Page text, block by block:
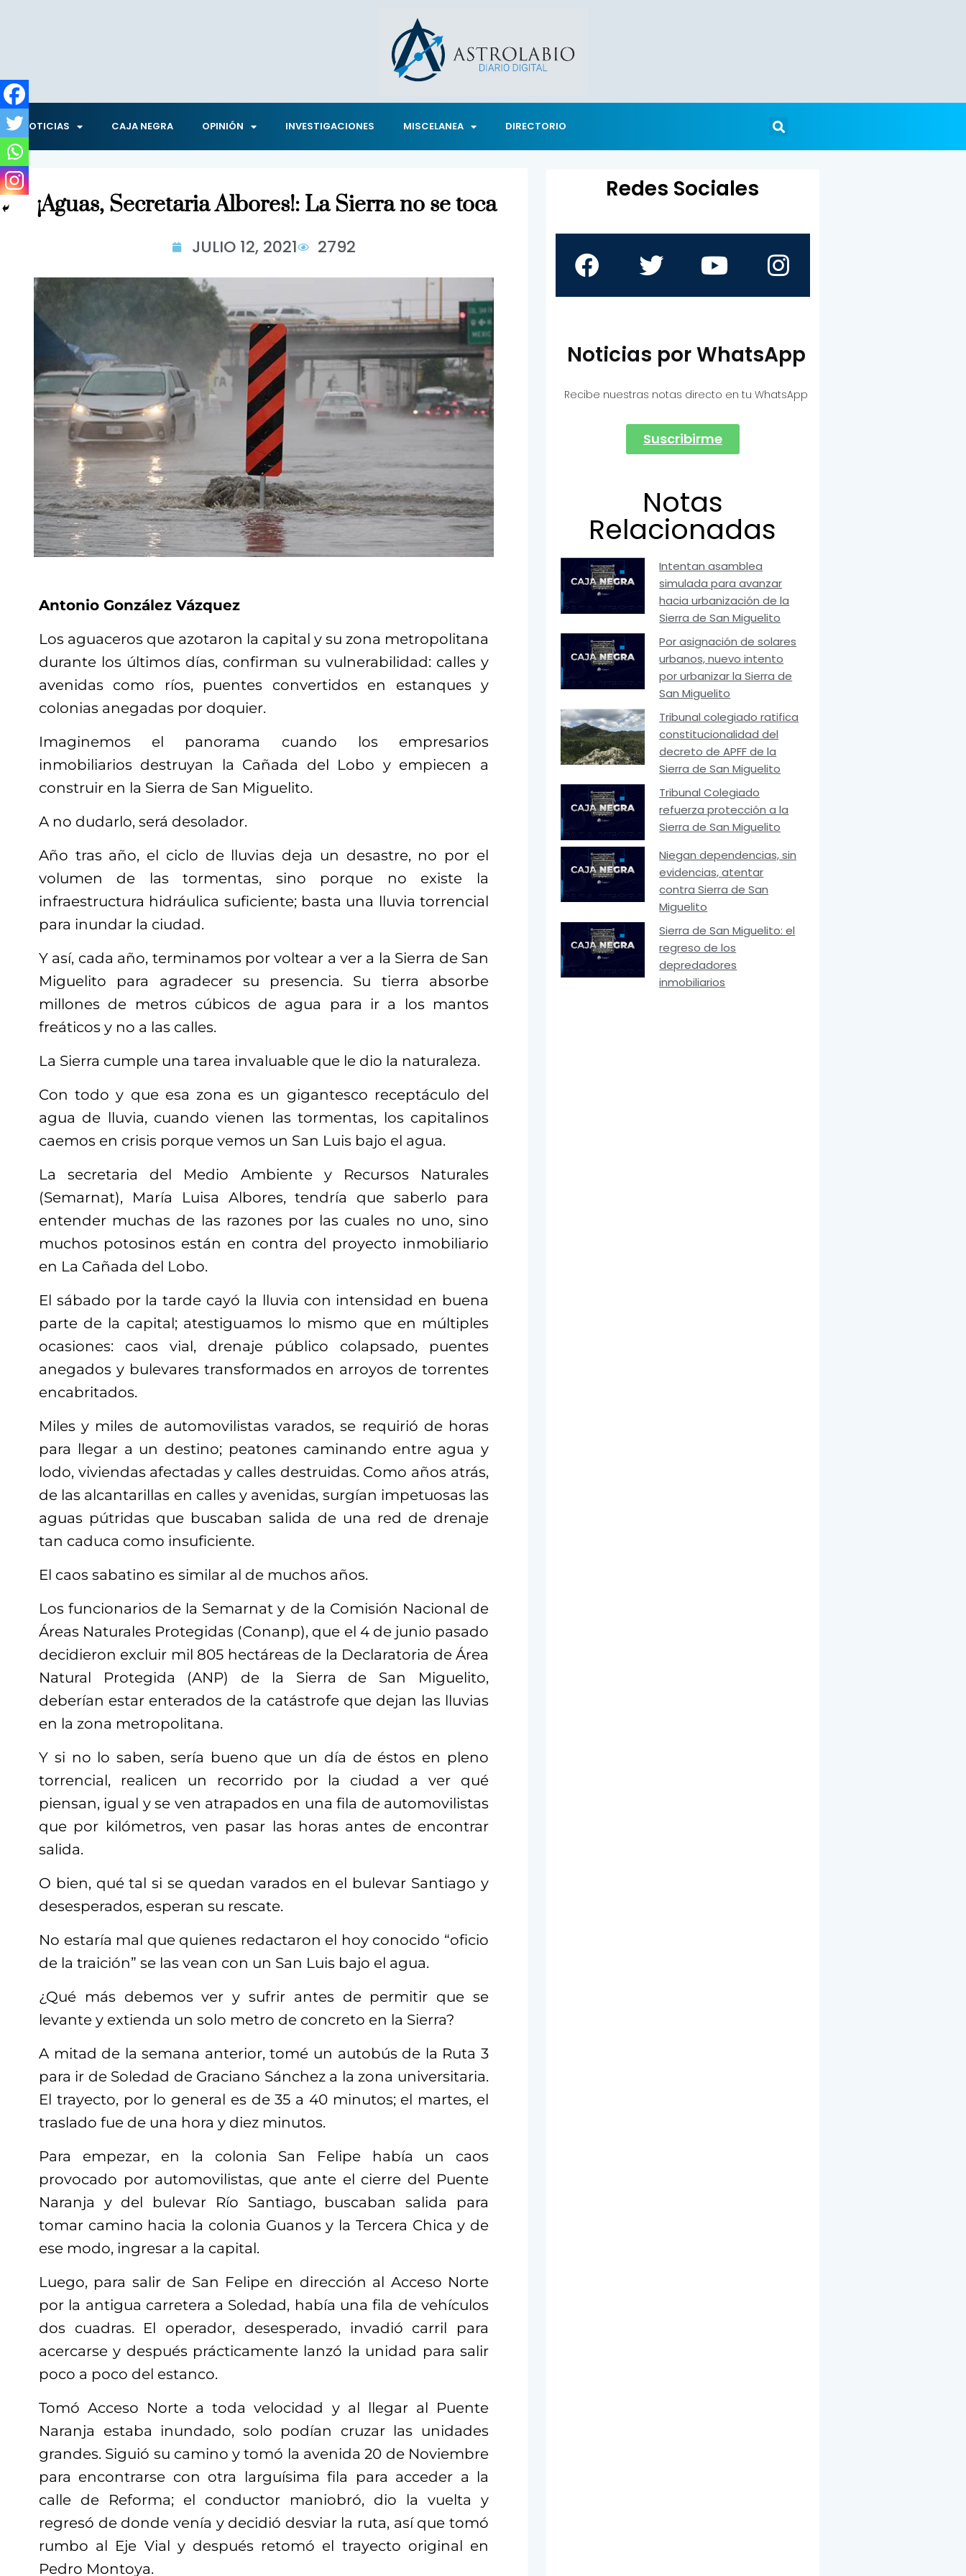
NOTICIAS CAJA NEGRA OPINIÓN INVESTIGACIONES MISCELANEA DIRECTORIO
¡Aguas, Secretaria Albores!: La Sierra no se toca
JULIO 12, 2021 2792
Antonio González Vázquez
Los aguaceros que azotaron la capital y su zona metropolitana
durante los últimos días, confirman su vulnerabilidad: calles y
avenidas como ríos, puentes convertidos en estanques y
colonias anegadas por doquier.
Imaginemos el panorama cuando los empresarios
inmobiliarios destruyan la Cañada del Lobo y empiecen a
construir en la Sierra de San Miguelito.
A no dudarlo, será desolador.
Año tras año, el ciclo de lluvias deja un desastre, no por el
volumen de las tormentas, sino porque no existe la
infraestructura hidráulica suficiente; basta una lluvia torrencial
para inundar la ciudad.
Y así, cada año, terminamos por voltear a ver a la Sierra de San
Miguelito para agradecer su presencia. Su tierra absorbe
millones de metros cúbicos de agua para ir a los mantos
freáticos y no a las calles.
La Sierra cumple una tarea invaluable que le dio la naturaleza.
Con todo y que esa zona es un gigantesco receptáculo del
agua de lluvia, cuando vienen las tormentas, los capitalinos
caemos en crisis porque vemos un San Luis bajo el agua.
La secretaria del Medio Ambiente y Recursos Naturales
(Semarnat), María Luisa Albores, tendría que saberlo para
entender muchas de las razones por las cuales no uno, sino
muchos potosinos están en contra del proyecto inmobiliario
en La Cañada del Lobo.
El sábado por la tarde cayó la lluvia con intensidad en buena
parte de la capital; atestiguamos lo mismo que en múltiples
ocasiones: caos vial, drenaje público colapsado, puentes
anegados y bulevares transformados en arroyos de torrentes
encabritados.
Miles y miles de automovilistas varados, se requirió de horas
para llegar a un destino; peatones caminando entre agua y
lodo, viviendas afectadas y calles destruidas. Como años atrás,
de las alcantarillas en calles y avenidas, surgían impetuosas las
aguas pútridas que buscaban salida de una red de drenaje
tan caduca como insuficiente.
El caos sabatino es similar al de muchos años.
Los funcionarios de la Semarnat y de la Comisión Nacional de
Áreas Naturales Protegidas (Conanp), que el 4 de junio pasado
decidieron excluir mil 805 hectáreas de la Declaratoria de Área
Natural Protegida (ANP) de la Sierra de San Miguelito,
deberían estar enterados de la catástrofe que dejan las lluvias
en la zona metropolitana.
Y si no lo saben, sería bueno que un día de éstos en pleno
torrencial, realicen un recorrido por la ciudad a ver qué
piensan, igual y se ven atrapados en una fila de automovilistas
que por kilómetros, ven pasar las horas antes de encontrar
salida.
O bien, qué tal si se quedan varados en el bulevar Santiago y
desesperados, esperan su rescate.
No estaría mal que quienes redactaron el hoy conocido “oficio
de la traición” se las vean con un San Luis bajo el agua.
¿Qué más debemos ver y sufrir antes de permitir que se
levante y extienda un solo metro de concreto en la Sierra?
A mitad de la semana anterior, tomé un autobús de la Ruta 3
para ir de Soledad de Graciano Sánchez a la zona universitaria.
El trayecto, por lo general es de 35 a 40 minutos; el martes, el
traslado fue de una hora y diez minutos.
Para empezar, en la colonia San Felipe había un caos
provocado por automovilistas, que ante el cierre del Puente
Naranja y del bulevar Río Santiago, buscaban salida para
tomar camino hacia la colonia Guanos y la Tercera Chica y de
ese modo, ingresar a la capital.
Luego, para salir de San Felipe en dirección al Acceso Norte
por la antigua carretera a Soledad, había una fila de vehículos
dos cuadras. El operador, desesperado, invadió carril para
acercarse y después prácticamente lanzó la unidad para salir
poco a poco del estanco.
Tomó Acceso Norte a toda velocidad y al llegar al Puente
Naranja estaba inundado, solo podían cruzar las unidades
grandes. Siguió su camino y tomó la avenida 20 de Noviembre
para encontrarse con otra larguísima fila para acceder a la
calle de Reforma; el conductor maniobró, dio la vuelta y
regresó de donde venía y decidió desviar la ruta, así que tomó
rumbo al Eje Vial y después retomó el trayecto original en
Pedro Montoya.
Redes Sociales
Noticias por WhatsApp
Recibe nuestras notas directo en tu WhatsApp
Suscribirme
Notas
Relacionadas
Intentan asamblea
simulada para avanzar
hacia urbanización de la
Sierra de San Miguelito
Por asignación de solares
urbanos, nuevo intento
por urbanizar la Sierra de
San Miguelito
Tribunal colegiado ratifica
constitucionalidad del
decreto de APFF de la
Sierra de San Miguelito
Tribunal Colegiado
refuerza protección a la
Sierra de San Miguelito
Niegan dependencias, sin
evidencias, atentar
contra Sierra de San
Miguelito
Sierra de San Miguelito: el
regreso de los
depredadores
inmobiliarios